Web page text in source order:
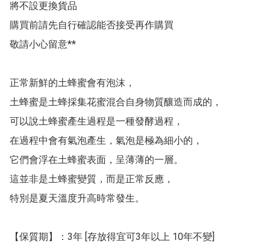
將不設更換貨品
購買前請先自行確認能否接受再作購買
敬請小心留意**
正常新鮮的土蜂蜜會有泡沫，
土蜂蜜是土蜂採集花蜜混合自身物質釀造而成的，
可以說土蜂蜜產生過程是一種發酵過程，
在過程中會有氣泡產生，氣泡是極為細小的，
它們會浮在土蜂蜜表面，呈薄薄的一層。
這並非是土蜂蜜變質，而是正常反應，
特別是夏天溫度升高時常發生。
【保質期】：3年 [存放得宜可3年以上 10年不變]